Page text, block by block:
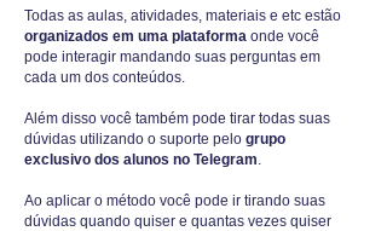
Todas as aulas, atividades, materiais e etc estão
organizados em uma plataforma onde você
pode interagir mandando suas perguntas em
cada um dos conteúdos.
Além disso você também pode tirar todas suas
dúvidas utilizando o suporte pelo grupo
exclusivo dos alunos no Telegram.
Ao aplicar o método você pode ir tirando suas
dúvidas quando quiser e quantas vezes quiser